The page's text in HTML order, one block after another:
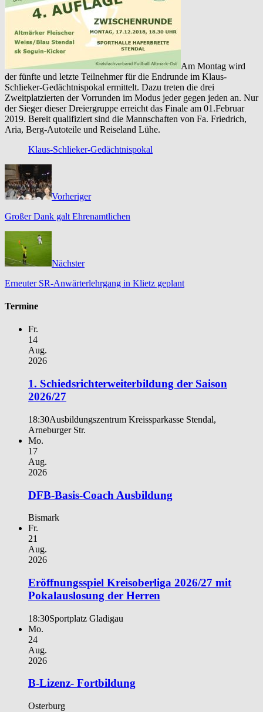
Am Montag wird
der fünfte und letzte Teilnehmer für die Endrunde im Klaus-
Schlieker-Gedächtnispokal ermittelt. Dazu treten die drei
Zweitplatzierten der Vorrunden im Modus jeder gegen jeden an. Nur
der Sieger dieser Dreiergruppe erreicht das Finale am 01.Februar
2019. Bereit qualifiziert sind die Mannschaften von Fa. Friedrich,
Aria, Berg-Autoteile und Reiseland Lühe.
Klaus-Schlieker-Gedächtnispokal
Vorheriger
Großer Dank galt Ehrenamtlichen
Nächster
Erneuter SR-Anwärterlehrgang in Klietz geplant
Termine
Fr.
14
Aug.
2026
1. Schiedsrichterweiterbildung der Saison
2026/27
18:30Ausbildungszentrum Kreissparkasse Stendal,
Arneburger Str.
Mo.
17
Aug.
2026
DFB-Basis-Coach Ausbildung
Bismark
Fr.
21
Aug.
2026
Eröffnungsspiel Kreisoberliga 2026/27 mit
Pokalauslosung der Herren
18:30Sportplatz Gladigau
Mo.
24
Aug.
2026
B-Lizenz- Fortbildung
Osterburg